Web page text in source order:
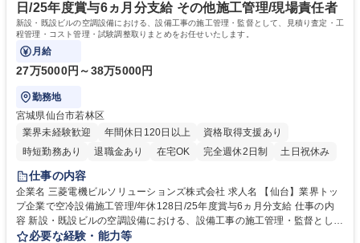
日/25年度賞与6ヵ月分支給 その他施工管理/現場責任者
新設・既設ビルの空調設備における、設備工事の施工管理・監督として、見積り査定・工
程管理・コスト管理・試験調整取りまとめをお任せいたします。
月給
27万5000円～38万5000円
勤務地
宮城県仙台市若林区
業界未経験歓迎
年間休日120日以上
資格取得支援あり
時短勤務あり
退職金あり 在宅OK 完全週休2日制 土日祝休み
仕事の内容
企業名 三菱電機ビルソリューションズ株式会社 求人名 【仙台】業界トッ
プ企業で空冷設備施工管理/年休128日/25年度賞与6ヵ月分支給 仕事の内
容 新設・既設ビルの空調設備における、設備工事の施工管理・監督とし
て、見積り査定・工程管理・コスト管理・試験調整取りまとめをお任せい
必要な経験・能力等